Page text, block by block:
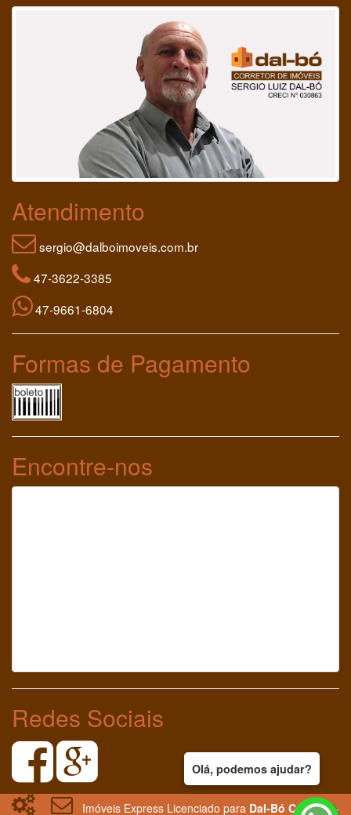
Atendimento
sergio@dalboimoveis.com.br
47-3622-3385
47-9661-6804
Formas de Pagamento
Encontre-nos
Redes Sociais
Imóveis Express Licenciado para Dal-Bó Corretor-
Olá, podemos ajudar?